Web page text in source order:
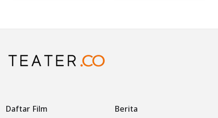
Daftar Film Berita